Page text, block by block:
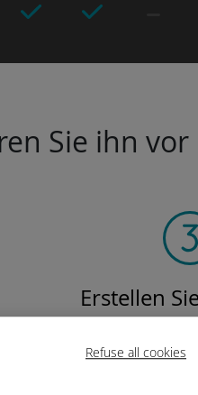
Refuse all cookies
Sie ihn vor
Erstellen
um Ihren
Ihr Guthaben zu